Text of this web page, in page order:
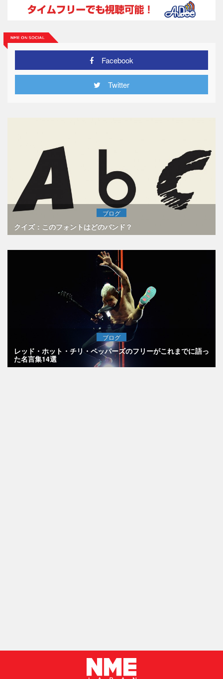
Facebook
Twitter
ブログ
クイズ：このフォントはどのバンド？
ブログ
レッド・ホット・チリ・ペッパーズのフリーがこれまでに語っ
た名言集14選